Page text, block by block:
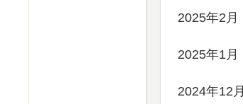
2025年2月
2025年1月
2024年12月